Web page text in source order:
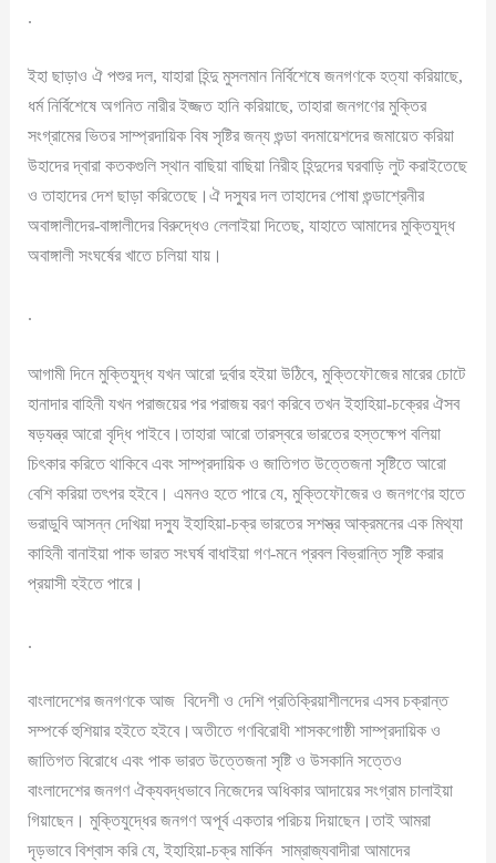
.
ইহা ছাড়াও ঐ পশুর দল, যাহারা হিন্দু মুসলমান নির্বিশেষে জনগণকে হত্যা করিয়াছে,
ধর্ম নির্বিশেষে অগনিত নারীর ইজ্জত হানি করিয়াছে, তাহারা জনগণের মুক্তির
সংগ্রামের ভিতর সাম্প্রদায়িক বিষ সৃষ্টির জন্য গুন্ডা বদমায়েশদের জমায়েত করিয়া
উহাদের দ্বারা কতকগুলি স্থান বাছিয়া বাছিয়া নিরীহ হিন্দুদের ঘরবাড়ি লুট করাইতেছে
ও তাহাদের দেশ ছাড়া করিতেছে।ঐ দস্যুর দল তাহাদের পোষা গুন্ডাশ্রেনীর
অবাঙ্গালীদের-বাঙ্গালীদের বিরুদ্ধেও লেলাইয়া দিতেছ, যাহাতে আমাদের মুক্তিযুদ্ধ
অবাঙ্গালী সংঘর্ষের খাতে চলিয়া যায়।
.
আগামী দিনে মুক্তিযুদ্ধ যখন আরো দুর্বার হইয়া উঠিবে, মুক্তিফৌজের মারের চোটে
হানাদার বাহিনী যখন পরাজয়ের পর পরাজয় বরণ করিবে তখন ইহাহিয়া-চক্রের ঐসব
ষড়যন্ত্র আরো বৃদ্ধি পাইবে।তাহারা আরো তারস্বরে ভারতের হস্তক্ষেপ বলিয়া
চিৎকার করিতে থাকিবে এবং সাম্প্রদায়িক ও জাতিগত উত্তেজনা সৃষ্টিতে আরো
বেশি করিয়া তৎপর হইবে। এমনও হতে পারে যে, মুক্তিফৌজের ও জনগণের হাতে
ভরাডুবি আসন্ন দেখিয়া দস্যু ইহাহিয়া-চক্র ভারতের সশস্ত্র আক্রমনের এক মিথ্যা
কাহিনী বানাইয়া পাক ভারত সংঘর্ষ বাধাইয়া গণ-মনে প্রবল বিভ্রান্তি সৃষ্টি করার
প্রয়াসী হইতে পারে।
.
বাংলাদেশের জনগণকে আজ বিদেশী ও দেশি প্রতিক্রিয়াশীলদের এসব চক্রান্ত
সম্পর্কে হুশিয়ার হইতে হইবে।অতীতে গণবিরোধী শাসকগোষ্ঠী সাম্প্রদায়িক ও
জাতিগত বিরোধে এবং পাক ভারত ‍উত্তেজনা সৃষ্টি ও উসকানি সত্তেও
বাংলাদেশের জনগণ ঐক্যবদ্ধভাবে নিজেদের অধিকার আদায়ের সংগ্রাম চালাইয়া
গিয়াছেন। মুক্তিযুদ্ধের জনগণ অপূর্ব একতার পরিচয় দিয়াছেন।তাই আমরা
দৃড়ভাবে বিশ্বাস করি যে, ইহাহিয়া-চক্র মার্কিন সাম্রাজ্যবাদীরা আমাদের